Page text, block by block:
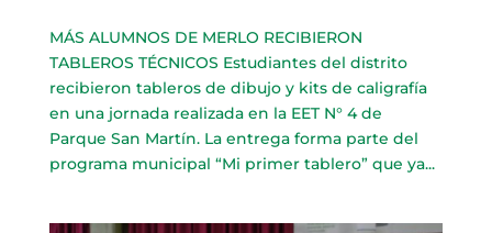
MÁS ALUMNOS DE MERLO RECIBIERON
TABLEROS TÉCNICOS Estudiantes del distrito
recibieron tableros de dibujo y kits de caligrafía
en una jornada realizada en la EET N° 4 de
Parque San Martín. La entrega forma parte del
programa municipal “Mi primer tablero” que ya...